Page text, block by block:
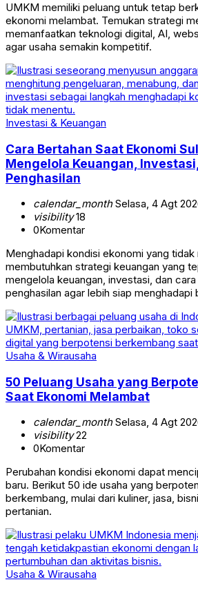
UMKM memiliki peluang untuk tetap
ekonomi melambat. Temukan strategi
memanfaatkan teknologi digital, AI,
agar usaha semakin kompetitif.
Investasi & Keuangan
Cara Bertahan Saat Ekonomi
Mengelola Keuangan,
Penghasilan
calendar_monthSelasa, 4 Agt
visibility18
0Komentar
Menghadapi kondisi ekonomi yang tidak
membutuhkan strategi keuangan yang
mengelola keuangan, investasi, dan
penghasilan agar lebih siap menghadapi
Usaha & Wirausaha
50 Peluang Usaha yang
Saat Ekonomi Melambat
calendar_monthSelasa, 4 Agt
visibility22
0Komentar
Perubahan kondisi ekonomi dapat
baru. Berikut 50 ide usaha yang
berkembang, mulai dari kuliner, jasa,
pertanian.
Usaha & Wirausaha